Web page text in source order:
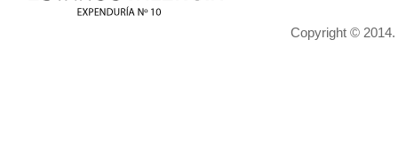
Copyright ©